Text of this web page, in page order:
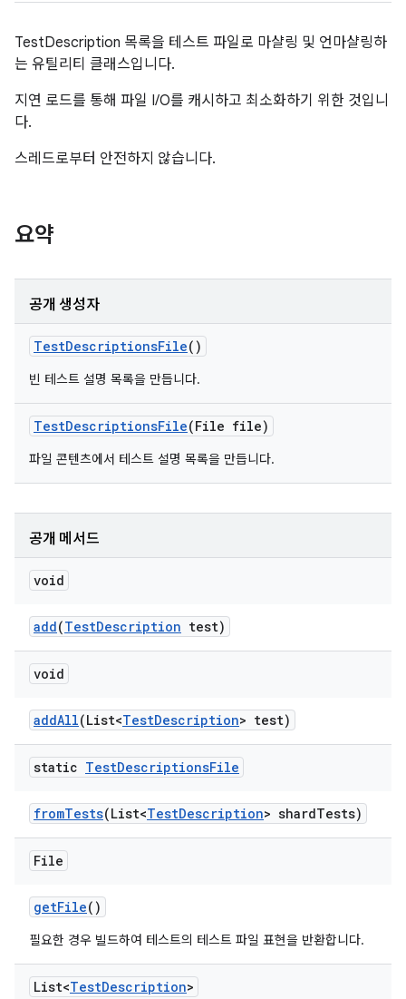
TestDescription 목록을 테스트 파일로 마샬링 및 언마샬링하
는 유틸리티 클래스입니다.
지연 로드를 통해 파일 I/O를 캐시하고 최소화하기 위한 것입니
다.
스레드로부터 안전하지 않습니다.
요약
공개 생성자
TestDescriptionsFile()
빈 테스트 설명 목록을 만듭니다.
TestDescriptionsFile(File file)
파일 콘텐츠에서 테스트 설명 목록을 만듭니다.
공개 메서드
void
add(TestDescription test)
void
addAll(List<TestDescription> test)
static TestDescriptionsFile
fromTests(List<TestDescription> shardTests)
File
getFile()
필요한 경우 빌드하여 테스트의 테스트 파일 표현을 반환합니다.
List<TestDescription>